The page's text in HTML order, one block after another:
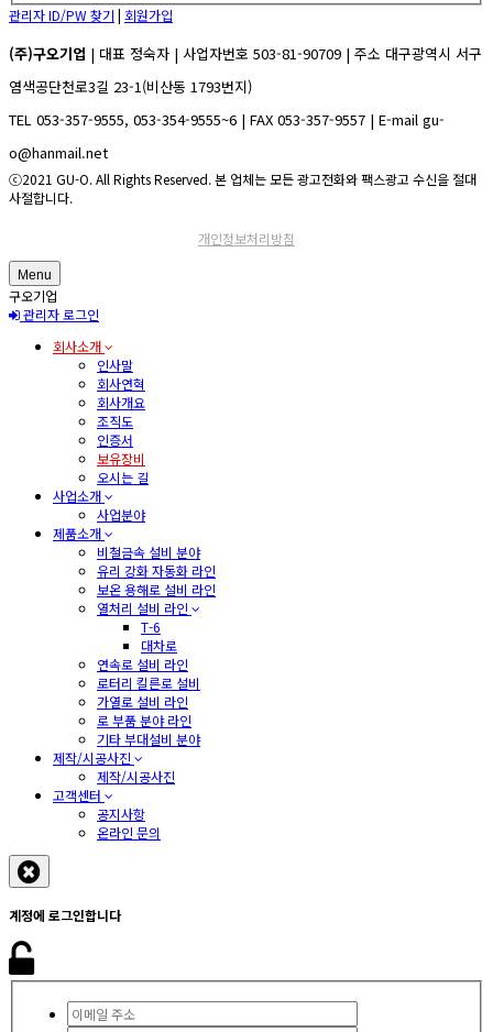
관리자 ID/PW 찾기 | 회원가입
(주)구오기업 | 대표 정숙자 | 사업자번호 503-81-90709 | 주소 대구광역시 서구
염색공단천로3길 23-1(비산동 1793번지)
TEL 053-357-9555, 053-354-9555~6 | FAX 053-357-9557 | E-mail gu-
o@hanmail.net
ⓒ2021 GU-O. All Rights Reserved. 본 업체는 모든 광고전화와 팩스광고 수신을 절대
사절합니다.
개인정보처리방침
Menu
구오기업
관리자 로그인
회사소개
인사말
회사연혁
회사개요
조직도
인증서
보유장비
오시는 길
사업소개
사업분야
제품소개
비철금속 설비 분야
유리 강화 자동화 라인
보온 용해로 설비 라인
열처리 설비 라인
T-6
대차로
연속로 설비 라인
로터리 킬른로 설비
가열로 설비 라인
로 부품 분야 라인
기타 부대설비 분야
제작/시공사진
제작/시공사진
고객센터
공지사항
온라인 문의
계정에 로그인합니다